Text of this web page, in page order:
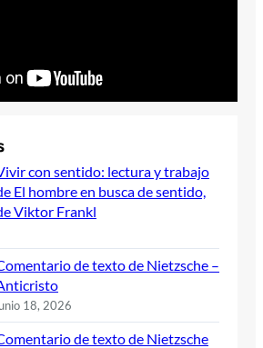
con sentido: lectura y trabajo
El hombre en busca de sentido,
Viktor Frankl
de texto de Nietzsche –
18, 2026
de texto de Nietzsche